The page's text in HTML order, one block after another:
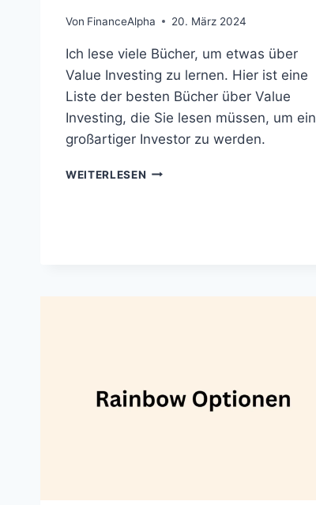
Von FinanceAlpha 20. März 2024
Ich lese viele Bücher, um etwas über
Value Investing zu lernen. Hier ist eine
Liste der besten Bücher über Value
Investing, die Sie lesen müssen, um ein
großartiger Investor zu werden.
WEITERLESEN DIE